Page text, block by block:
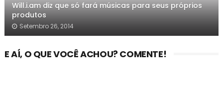
Will.i.am diz que só fará músicas para seus próprios
produtos
Setembro 26, 2014
E AÍ, O QUE VOCÊ ACHOU? COMENTE!